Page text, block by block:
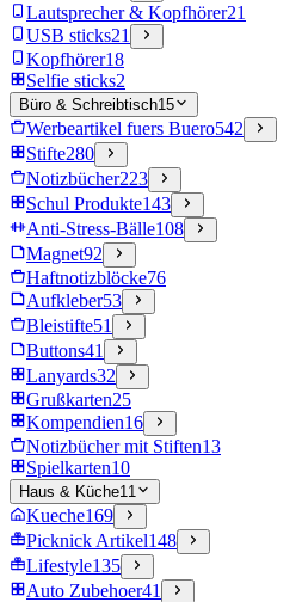
Lautsprecher & Kopfhörer21
USB sticks21
Kopfhörer18
Selfie sticks2
Büro & Schreibtisch15
Werbeartikel fuers Buero542
Stifte280
Notizbücher223
Schul Produkte143
Anti-Stress-Bälle108
Magnet92
Haftnotizblöcke76
Aufkleber53
Bleistifte51
Buttons41
Lanyards32
Grußkarten25
Kompendien16
Notizbücher mit Stiften13
Spielkarten10
Haus & Küche11
Kueche169
Picknick Artikel148
Lifestyle135
Auto Zubehoer41